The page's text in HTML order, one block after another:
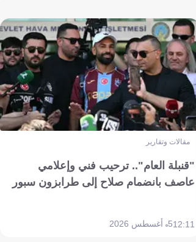
مقالات وتقارير
"قنبلة العام".. ترحيب فني وإعلامي
عاصف بانضمام صلاح إلى طرابزون سبور
12:115 أغسطس 2026